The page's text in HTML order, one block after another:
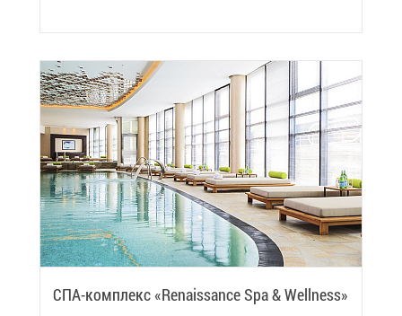
СПА-ком­плекс «Renaissance Spa & Wellness»